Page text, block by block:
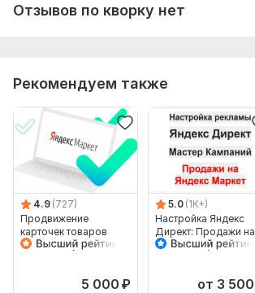
Отзывов по кворку нет
Рекомендуем также
4.9 (727)
Продвижение
карточек товаров
Яндекс Маркет в
5 000 ₽
5.0 (1K+)
Настройка Яндекс
Директ: Продажи на
Яндекс Маркет
от 3 500